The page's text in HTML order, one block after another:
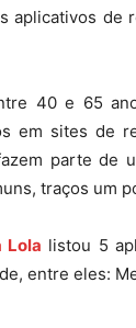
aplicativos de
40 e 65
em sites de
parte de
traços um
Lola listou 5
entre eles: